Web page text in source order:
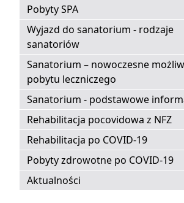
Pobyty SPA
Wyjazd do sanatorium - rodzaje
sanatoriów
Sanatorium – nowoczesne
pobytu leczniczego
Sanatorium - podstawowe
Rehabilitacja pocovidowa z NFZ
Rehabilitacja po COVID-19
Pobyty zdrowotne po COVID-19
Aktualności